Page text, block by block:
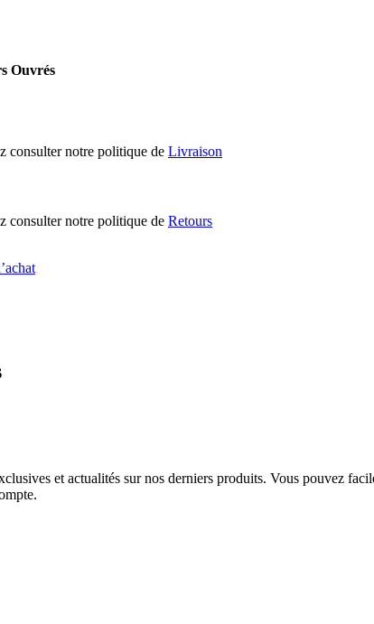
Ouvrés
consulter notre politique de Livraison
consulter notre politique de Retours
et actualités sur nos derniers produits. Vous pouvez